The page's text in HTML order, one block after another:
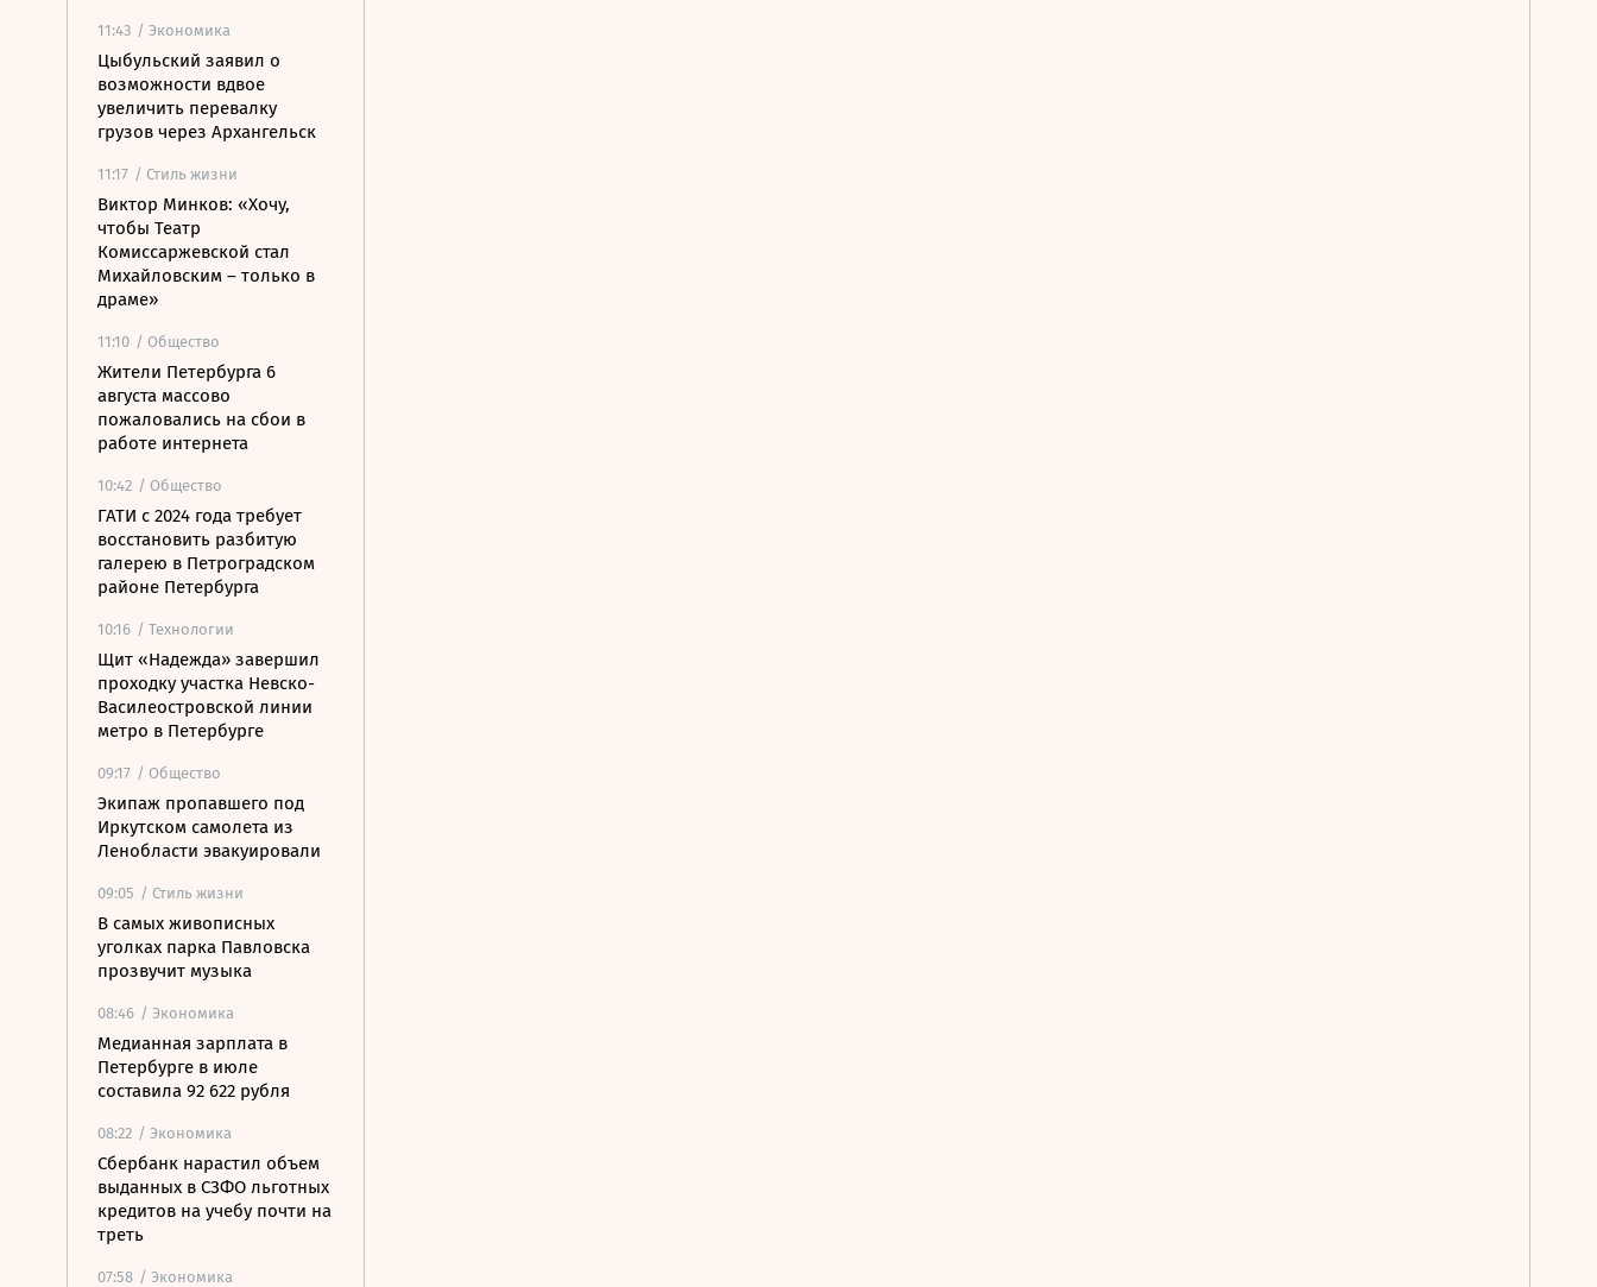
11:43 / Экономика
Цыбульский заявил о
возможности вдвое
увеличить перевалку
грузов через Архангельск
11:17 / Стиль жизни
Виктор Минков: «Хочу,
чтобы Театр
Комиссаржевской стал
Михайловским – только в
драме»
11:10 / Общество
Жители Петербурга 6
августа массово
пожаловались на сбои в
работе интернета
10:42 / Общество
ГАТИ с 2024 года требует
восстановить разбитую
галерею в Петроградском
районе Петербурга
10:16 / Технологии
Щит «Надежда» завершил
проходку участка Невско-
Василеостровской линии
метро в Петербурге
09:17 / Общество
Экипаж пропавшего под
Иркутском самолета из
Ленобласти эвакуировали
09:05 / Стиль жизни
В самых живописных
уголках парка Павловска
прозвучит музыка
08:46 / Экономика
Медианная зарплата в
Петербурге в июле
составила 92 622 рубля
08:22 / Экономика
Сбербанк нарастил объем
выданных в СЗФО льготных
кредитов на учебу почти на
треть
07:58 / Экономика